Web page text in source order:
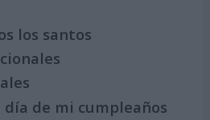
los santos
día de mi cumpleaños